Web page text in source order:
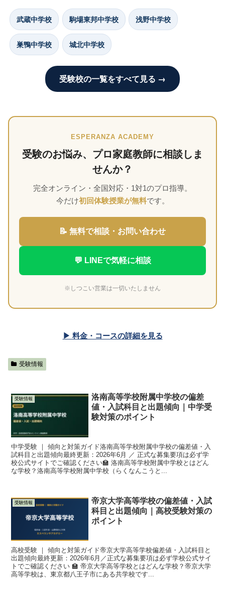
武蔵中学校 駒場東邦中学校 浅野中学校
巣鴨中学校 城北中学校
受験校の一覧をすべて見る →
ESPERANZA ACADEMY
受験のお悩み、プロ家庭教師に相談しま
せんか？
完全オンライン・全国対応・1対1のプロ指導。
今だけ初回体験授業が無料です。
📝 無料で相談・お問い合わせ
💬 LINEで気軽に相談
※しつこい営業は一切いたしません
▶ 料金・コースの詳細を見る
受験情報
受験情報
洛南高等学校附属中学校の偏差
値・入試科目と出題傾向｜中学受
験対策のポイント
中学受験 ｜ 傾向と対策ガイド洛南高等学校附属中学校の偏差値・入
試科目と出題傾向最終更新：2026年6月 ／ 正式な募集要項は必ず学
校公式サイトでご確認ください🏫 洛南高等学校附属中学校とはどん
な学校？洛南高等学校附属中学校（らくなんこうと...
受験情報
帝京大学高等学校の偏差値・入試
科目と出題傾向｜高校受験対策の
ポイント
高校受験 ｜ 傾向と対策ガイド帝京大学高等学校偏差値・入試科目と
出題傾向最終更新：2026年6月／正式な募集要項は必ず学校公式サイ
トでご確認ください 🏫 帝京大学高等学校とはどんな学校？帝京大学
高等学校は、東京都八王子市にある共学校です...